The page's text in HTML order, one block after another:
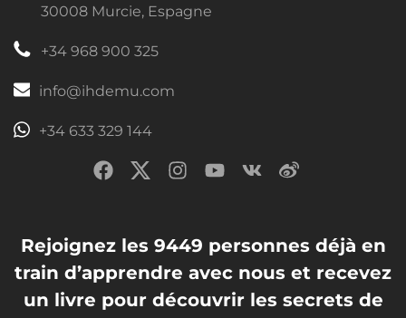
30008 Murcie, Espagne
+34 968 900 325
info@ihdemu.com
+34 633 329 144
Rejoignez les 9449 personnes déjà en
train d’apprendre avec nous et recevez
un livre pour découvrir les secrets de